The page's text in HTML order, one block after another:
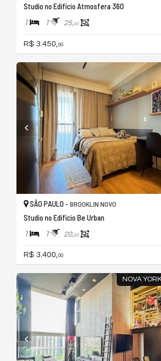
Studio no Edifício Atmosfera 360
1 1 25,00
R$ 3.450, 00
SÃO PAULO - BROOKLIN NOVO
Studio no Edifício Be Urban
1 1 20,00
R$ 3.400,00
NOVA